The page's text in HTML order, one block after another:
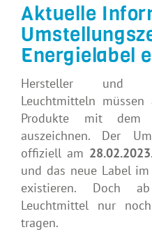
Aktuelle
Energielabel
Hersteller und
Leuchtmitteln müssen
Produkte mit dem
auszeichnen. Der
offiziell am 28.02.2023
und das neue Label
existieren. Doch
Leuchtmittel nur
tragen.